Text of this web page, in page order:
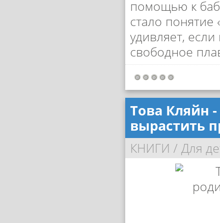
помощью к
стало
удивляет,
свободное
Това Кляйн
вырастить
КНИГИ / Для